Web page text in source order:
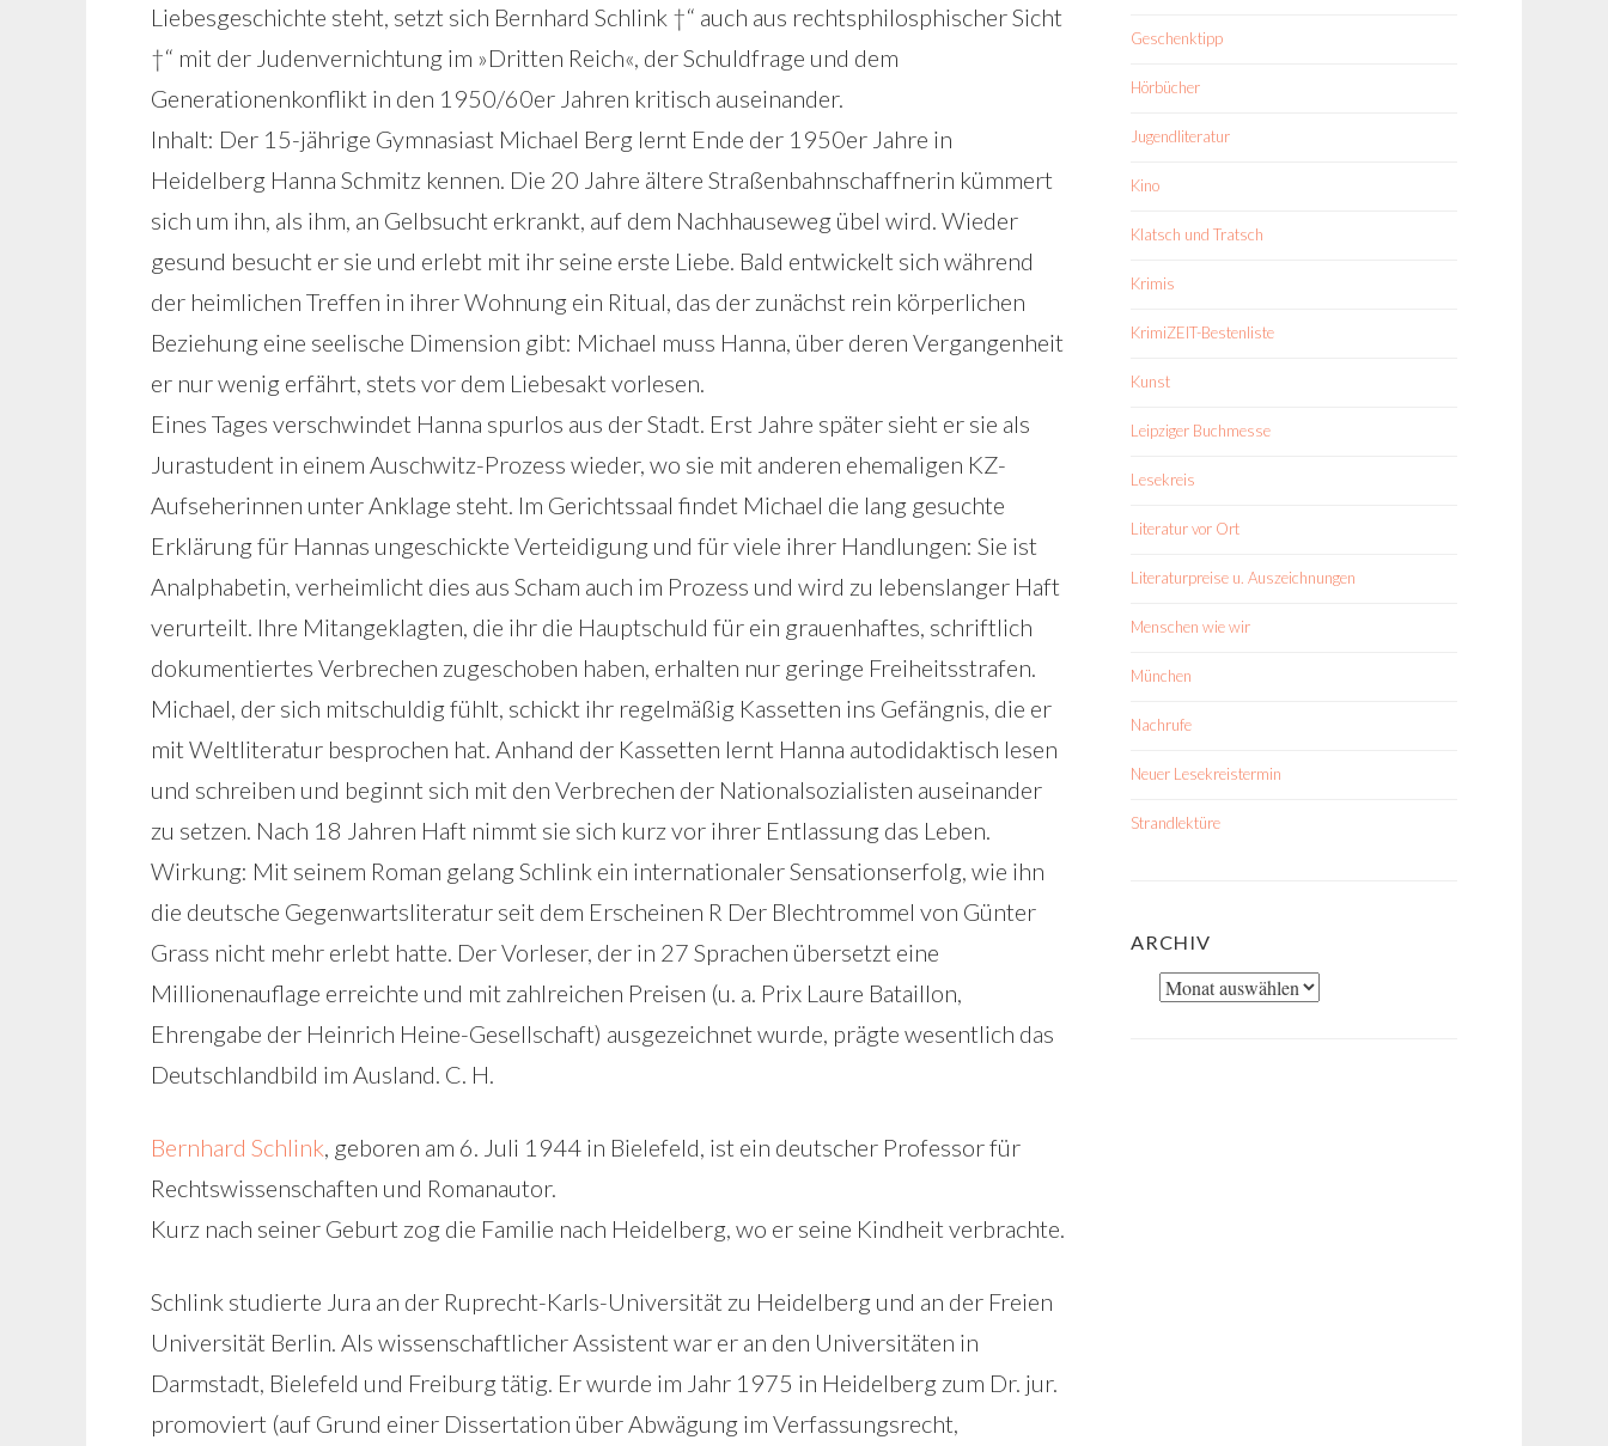
Liebesgeschichte steht, setzt sich Bernhard Schlink †“ auch aus rechtsphilosphischer Sicht
†“ mit der Judenvernichtung im »Dritten Reich«, der Schuldfrage und dem
Generationenkonflikt in den 1950/60er Jahren kritisch auseinander.
Inhalt: Der 15-jährige Gymnasiast Michael Berg lernt Ende der 1950er Jahre in
Heidelberg Hanna Schmitz kennen. Die 20 Jahre ältere Straßenbahnschaffnerin kümmert
sich um ihn, als ihm, an Gelbsucht erkrankt, auf dem Nachhauseweg übel wird. Wieder
gesund besucht er sie und erlebt mit ihr seine erste Liebe. Bald entwickelt sich während
der heimlichen Treffen in ihrer Wohnung ein Ritual, das der zunächst rein körperlichen
Beziehung eine seelische Dimension gibt: Michael muss Hanna, über deren Vergangenheit
er nur wenig erfährt, stets vor dem Liebesakt vorlesen.
Eines Tages verschwindet Hanna spurlos aus der Stadt. Erst Jahre später sieht er sie als
Jurastudent in einem Auschwitz-Prozess wieder, wo sie mit anderen ehemaligen KZ-
Aufseherinnen unter Anklage steht. Im Gerichtssaal findet Michael die lang gesuchte
Erklärung für Hannas ungeschickte Verteidigung und für viele ihrer Handlungen: Sie ist
Analphabetin, verheimlicht dies aus Scham auch im Prozess und wird zu lebenslanger Haft
verurteilt. Ihre Mitangeklagten, die ihr die Hauptschuld für ein grauenhaftes, schriftlich
dokumentiertes Verbrechen zugeschoben haben, erhalten nur geringe Freiheitsstrafen.
Michael, der sich mitschuldig fühlt, schickt ihr regelmäßig Kassetten ins Gefängnis, die er
mit Weltliteratur besprochen hat. Anhand der Kassetten lernt Hanna autodidaktisch lesen
und schreiben und beginnt sich mit den Verbrechen der Nationalsozialisten auseinander
zu setzen. Nach 18 Jahren Haft nimmt sie sich kurz vor ihrer Entlassung das Leben.
Wirkung: Mit seinem Roman gelang Schlink ein internationaler Sensationserfolg, wie ihn
die deutsche Gegenwartsliteratur seit dem Erscheinen R Der Blechtrommel von Günter
Grass nicht mehr erlebt hatte. Der Vorleser, der in 27 Sprachen übersetzt eine
Millionenauflage erreichte und mit zahlreichen Preisen (u. a. Prix Laure Bataillon,
Ehrengabe der Heinrich Heine-Gesellschaft) ausgezeichnet wurde, prägte wesentlich das
Deutschlandbild im Ausland. C. H.
Bernhard Schlink, geboren am 6. Juli 1944 in Bielefeld, ist ein deutscher Professor für
Rechtswissenschaften und Romanautor.
Kurz nach seiner Geburt zog die Familie nach Heidelberg, wo er seine Kindheit verbrachte.
Schlink studierte Jura an der Ruprecht-Karls-Universität zu Heidelberg und an der Freien
Universität Berlin. Als wissenschaftlicher Assistent war er an den Universitäten in
Darmstadt, Bielefeld und Freiburg tätig. Er wurde im Jahr 1975 in Heidelberg zum Dr. jur.
promoviert (auf Grund einer Dissertation über Abwägung im Verfassungsrecht,
Geschenktipp
Hörbücher
Jugendliteratur
Kino
Klatsch und Tratsch
Krimis
KrimiZEIT-Bestenliste
Kunst
Leipziger Buchmesse
Lesekreis
Literatur vor Ort
Literaturpreise u. Auszeichnungen
Menschen wie wir
München
Nachrufe
Neuer Lesekreistermin
Strandlektüre
ARCHIV
Archiv